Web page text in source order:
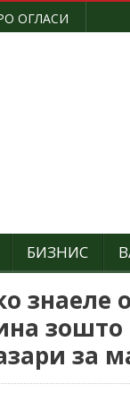
ОГЛАСИ
БИЗНИС
знаеле
зошто
за